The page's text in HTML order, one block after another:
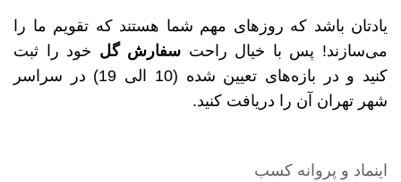
یادتان باشد که روزهای مهم شما هستند که تقویم ما را
می‌سازند! پس با خیال راحت سفارش گل خود را ثبت
کنید و در بازه‌های تعیین شده (10 الی 19) در سراسر
شهر تهران آن را دریافت کنید.
اینماد و پروانه کسب